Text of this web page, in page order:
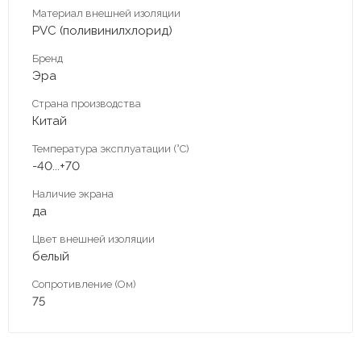
Материал внешней изоляции
PVC (поливинилхлорид)
Бренд
Эра
Страна производства
Китай
Температура эксплуатации (°С)
-40...+70
Наличие экрана
да
Цвет внешней изоляции
белый
Сопротивление (Ом)
75